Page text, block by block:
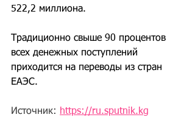
522,2 миллиона.
Традиционно свыше 90 процентов
всех денежных поступлений
приходится на переводы из стран
ЕАЭС.
Источник: https://ru.sputnik.kg